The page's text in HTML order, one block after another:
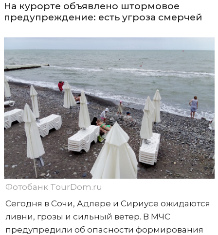
На курорте объявлено штормовое
предупреждение: есть угроза смерчей
Фотобанк TourDom.ru
Сегодня в Сочи, Адлере и Сириусе ожидаются
ливни, грозы и сильный ветер. В МЧС
предупредили об опасности формирования